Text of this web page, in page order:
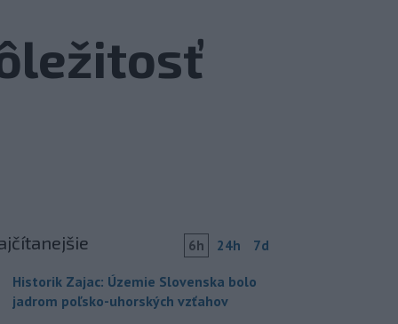
6h 24h 7d
Historik Zajac: Územie Slovenska bolo
jadrom poľsko-uhorských vzťahov